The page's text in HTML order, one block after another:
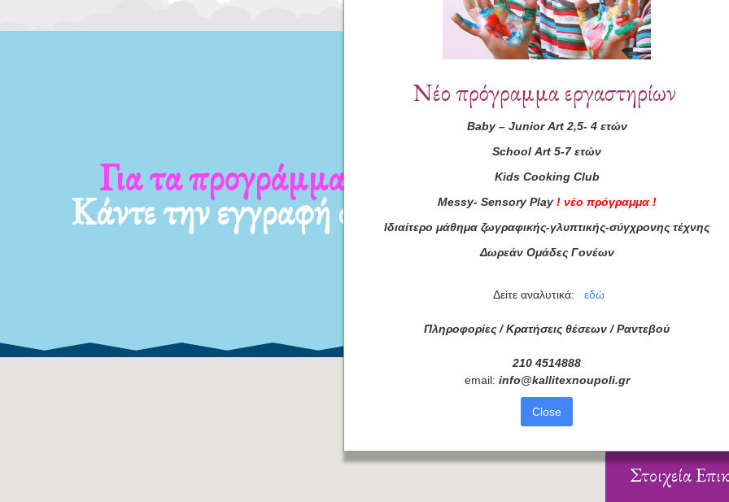
μαςΓια τα προγράμματά μας
Κάντε την εγγραφή σας τώρα! Συμφωνώ με τουςΌρους
Στοιχεία
Νέο πρόγραμμα εργαστηρίων
Baby– Junior Art2,5- 4 ετών
School Art 5-7 ετών
Kids Cooking Club
Messy- Sensory Play ! νέο πρόγραμμα !
Ιδιαίτερο μάθημα ζωγραφικής-γλυπτικής-σύγχρονης τέχνης
Δωρεάν Ομάδες Γονέων
Δείτε αναλυτικά: εδώ
Πληροφορίες / Κρατήσεις θέσεων / Ραντεβού
210 4514888
email: info@kallitexnoupoli.gr
Close